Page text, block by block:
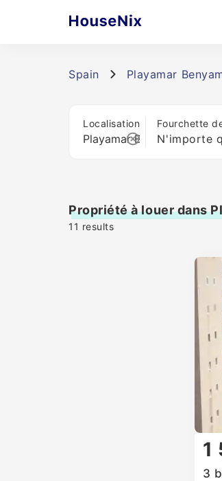
Spain Playamar
Localisation Fourchette
Propriété à louer dans
11 results
1
3